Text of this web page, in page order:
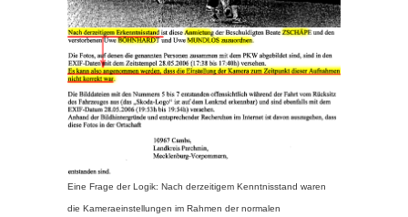
Eine Frage der Logik: Nach derzeitigem Kenntnisstand waren
die Kameraeinstellungen im Rahmen der normalen